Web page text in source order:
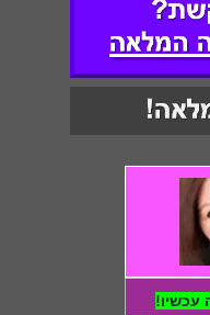
עכשיו!